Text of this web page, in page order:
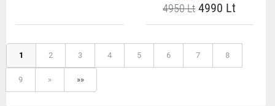
4950 Lt4990 Lt
1 2 3 4 5 6 7 8
9 » »»